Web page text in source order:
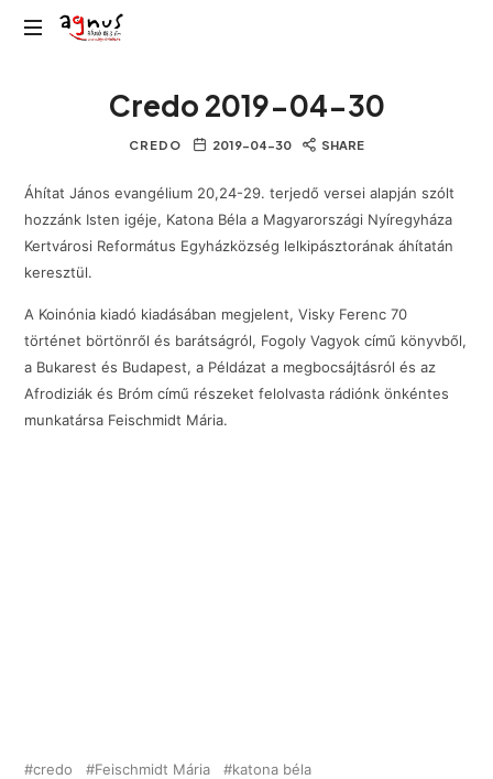
Agnus
közösségiCredo 2019-04-30
CREDO 2019-04-30 SHARE
Áhítat János evangélium 20,24-29. terjedő versei alapján szólt
hozzánk Isten igéje, Katona Béla a Magyarországi Nyíregyháza
Kertvárosi Református Egyházközség lelkipásztorának áhítatán
keresztül.
A Koinónia kiadó kiadásában megjelent, Visky Ferenc 70
történet börtönről és barátságról, Fogoly Vagyok című könyvből,
a Bukarest és Budapest, a Példázat a megbocsájtásról és az
Afrodiziák és Bróm című részeket felolvasta rádiónk önkéntes
munkatársa Feischmidt Mária.
credo Feischmidt Mária
katona béla